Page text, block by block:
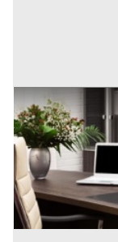
Uffici e Studi
Padova (Padova)
Offerta minima
174.750 €
Codice asta:
Asta chiusa